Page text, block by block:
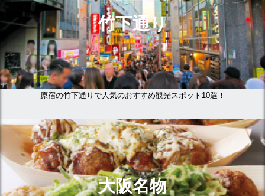
竹下通り
原宿の竹下通りで人気のおすすめ観光スポット10選！
大阪名物